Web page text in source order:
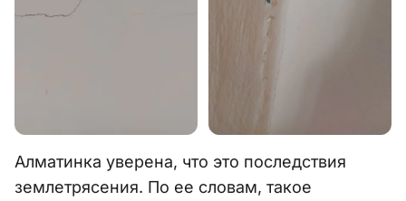
Алматинка уверена, что это последствия
землетрясения. По ее словам, такое